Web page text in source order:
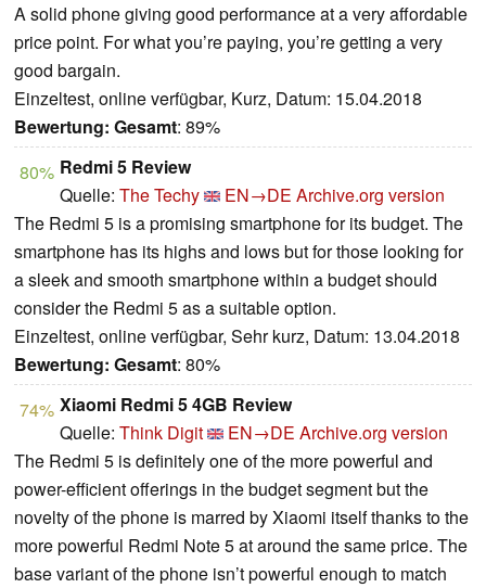
A solid phone giving good performance at a very affordable
price point. For what you’re paying, you’re getting a very
good bargain.
Einzeltest, online verfügbar, Kurz, Datum: 15.04.2018
Bewertung: Gesamt: 89%
80% Redmi 5 Review
Quelle: The Techy EN→DE Archive.org version
The Redmi 5 is a promising smartphone for its budget. The
smartphone has its highs and lows but for those looking for
a sleek and smooth smartphone within a budget should
consider the Redmi 5 as a suitable option.
Einzeltest, online verfügbar, Sehr kurz, Datum: 13.04.2018
Bewertung: Gesamt: 80%
74% Xiaomi Redmi 5 4GB Review
Quelle: Think Digit EN→DE Archive.org version
The Redmi 5 is definitely one of the more powerful and
power-efficient offerings in the budget segment but the
novelty of the phone is marred by Xiaomi itself thanks to the
more powerful Redmi Note 5 at around the same price. The
base variant of the phone isn’t powerful enough to match